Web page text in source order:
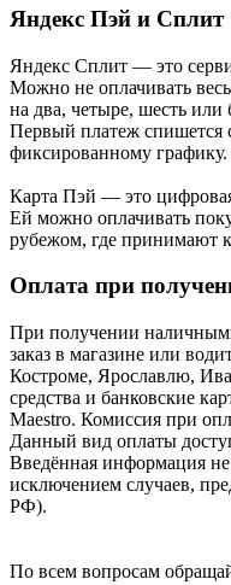
Яндекс Пэй и Сплит
Яндекс Cплит — это
Можно не оплачивать весь
на два, четыре, шесть
Первый платеж спишется
фиксированному графику.
Карта Пэй — это
Ей можно оплачивать
рубежом, где принимают
Оплата при
При получении
заказ в магазине или
Костроме, Ярославлю,
средства и банковские
Maestro. Комиссия при
Данный вид оплаты
Введённая информация не
исключением случаев,
РФ).
По всем вопросам